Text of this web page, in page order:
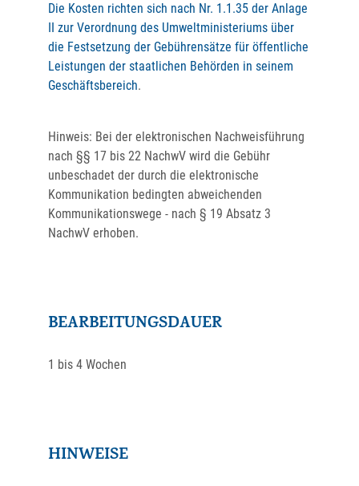
Die Kosten richten sich nach Nr. 1.1.35 der Anlage
II zur Verordnung des Umweltministeriums über
die Festsetzung der Gebührensätze für öffentliche
Leistungen der staatlichen Behörden in seinem
Geschäftsbereich.
Hinweis: Bei der elektronischen Nachweisführung
nach §§ 17 bis 22 NachwV wird die Gebühr
unbeschadet der durch die elektronische
Kommunikation bedingten abweichenden
Kommunikationswege - nach § 19 Absatz 3
NachwV erhoben.
BEARBEITUNGSDAUER
1 bis 4 Wochen
HINWEISE